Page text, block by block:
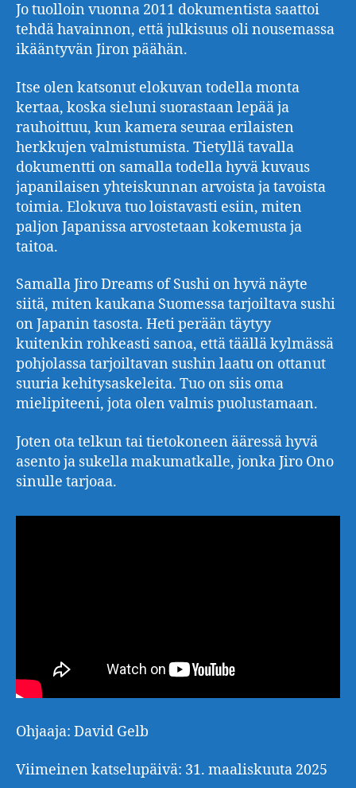
Jo tuolloin vuonna 2011 dokumentista saattoi
tehdä havainnon, että julkisuus oli nousemassa
ikääntyvän Jiron päähän.
Itse olen katsonut elokuvan todella monta
kertaa, koska sieluni suorastaan lepää ja
rauhoittuu, kun kamera seuraa erilaisten
herkkujen valmistumista. Tietyllä tavalla
dokumentti on samalla todella hyvä kuvaus
japanilaisen yhteiskunnan arvoista ja tavoista
toimia. Elokuva tuo loistavasti esiin, miten
paljon Japanissa arvostetaan kokemusta ja
taitoa.
Samalla Jiro Dreams of Sushi on hyvä näyte
siitä, miten kaukana Suomessa tarjoiltava sushi
on Japanin tasosta. Heti perään täytyy
kuitenkin rohkeasti sanoa, että täällä kylmässä
pohjolassa tarjoiltavan sushin laatu on ottanut
suuria kehitysaskeleita. Tuo on siis oma
mielipiteeni, jota olen valmis puolustamaan.
Joten ota telkun tai tietokoneen ääressä hyvä
asento ja sukella makumatkalle, jonka Jiro Ono
sinulle tarjoaa.
Ohjaaja: David Gelb
Viimeinen katselupäivä: 31. maaliskuuta 2025